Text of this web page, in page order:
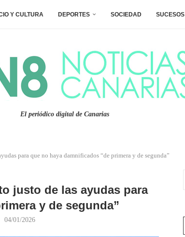
Y CULTURA DEPORTES SOCIEDAD SUCESOS
El periódico digital de Canarias
para que no haya damnificados “de primera y de segunda”
justo de las ayudas para
y de segunda”
04/01/2026